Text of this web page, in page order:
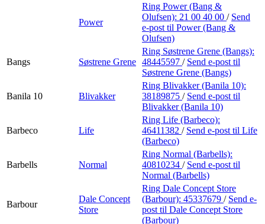
Power
Ring Power (Bang &
Olufsen): 21 00 40 00 / Send
e-post til Power (Bang &
Olufsen)
Bangs Søstrene Grene
Ring Søstrene Grene (Bangs):
48445597 / Send e-post til
Søstrene Grene (Bangs)
Banila 10 Blivakker
Ring Blivakker (Banila 10):
38189875 / Send e-post til
Blivakker (Banila 10)
Barbeco Life
Ring Life (Barbeco):
46411382 / Send e-post til Life
(Barbeco)
Barbells Normal
Ring Normal (Barbells):
40810234 / Send e-post til
Normal (Barbells)
Barbour
Dale Concept
Store
Ring Dale Concept Store
(Barbour): 45337679 / Send e-
post til Dale Concept Store
(Barbour)